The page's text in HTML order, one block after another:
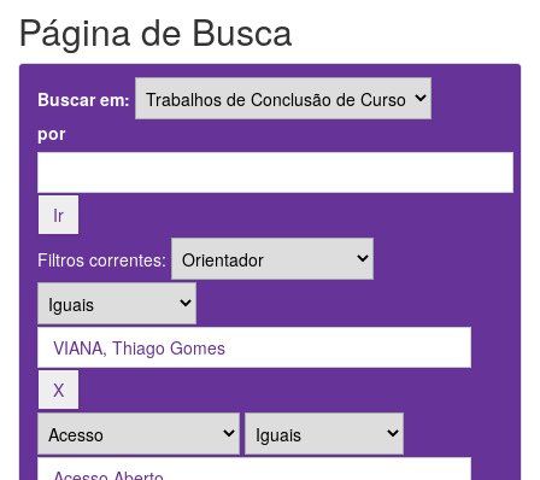
Página de Busca
Buscar em:
por
Filtros correntes: